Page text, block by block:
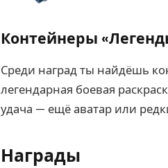
Контейнеры
Среди наград ты найдёшь
легендарная боевая
удача — ещё аватар или
Награды